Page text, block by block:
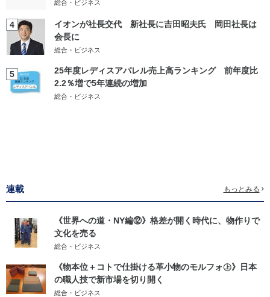
総合・ビジネス
4
イオンが社長交代 新社長に吉田昭夫氏 岡田社長は
会長に
総合・ビジネス
5
25年度レディスアパレル売上高ランキング 前年度比
2.2％増で5年連続の増加
総合・ビジネス
連載 もっとみる
《世界への道・NY編⑫》格差が開く時代に、物作りで
文化を売る
総合・ビジネス
《物本位＋コトで仕掛ける革小物のモルフォ㊤》日本
の職人技で新市場を切り開く
総合・ビジネス